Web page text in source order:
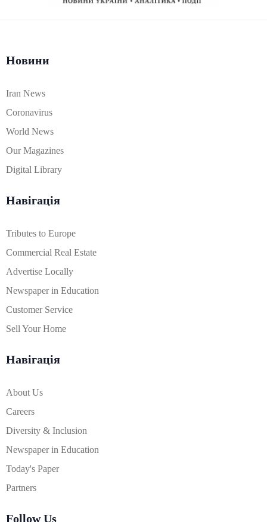
Новини
Iran News
Coronavirus
World News
Our Magazines
Digital Library
Навігація
Tributes to Europe
Commercial Real Estate
Advertise Locally
Newspaper in Education
Customer Service
Sell Your Home
Навігація
About Us
Careers
Diversity & Inclusion
Newspaper in Education
Today's Paper
Partners
Follow Us